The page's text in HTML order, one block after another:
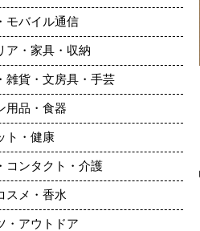
モバイル通信
ア・家具・収納
雑貨・文房具・手芸
用品・食器
ト・健康
コンタクト・介護
スメ・香水
・アウトドア